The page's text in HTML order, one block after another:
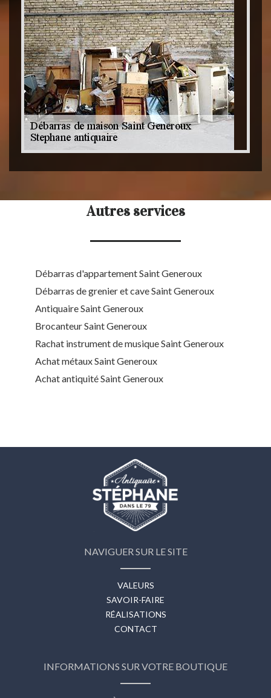
Autres services
Débarras d'appartement Saint Generoux
Débarras de grenier et cave Saint Generoux
Antiquaire Saint Generoux
Brocanteur Saint Generoux
Rachat instrument de musique Saint Generoux
Achat métaux Saint Generoux
Achat antiquité Saint Generoux
NAVIGUER SUR LE SITE
VALEURS
SAVOIR-FAIRE
RÉALISATIONS
CONTACT
INFORMATIONS SUR VOTRE BOUTIQUE